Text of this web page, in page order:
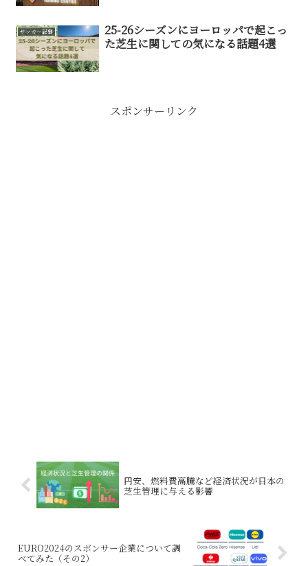
サッカー記事
25-26シーズンにヨーロッパで起こっ
た芝生に関しての気になる話題4選
スポンサーリンク
円安、燃料費高騰など経済状況が日本の
芝生管理に与える影響
EURO2024のスポンサー企業について調
べてみた（その2）